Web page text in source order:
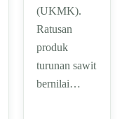
(UKMK).
Ratusan
produk
turunan sawit
bernilai…